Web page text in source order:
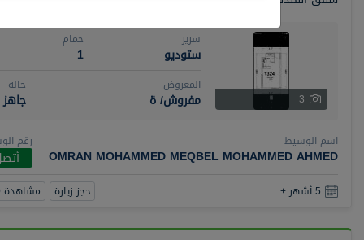
3
سرير
ستوديو
حمام
1
المعروض
مفروش/ ة
حالة
جاهز
اسم الوسيط
OMRAN MOHAMMED MEQBEL MOHAMMED AHMED
رقم
5 أشهر + حجز زيارة مشاهدة 360